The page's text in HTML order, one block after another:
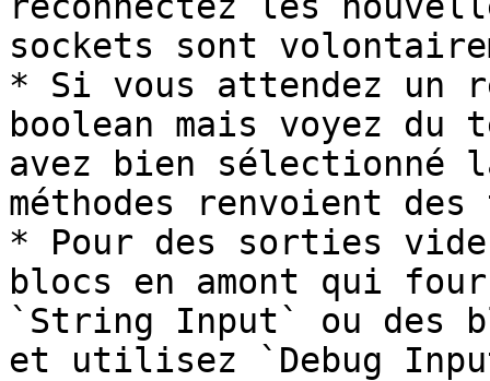
sockets sont
* Si vous attendez un
boolean mais voyez
avez bien sélectionné
méthodes renvoient
* Pour des sorties
blocs en amont qui
`String Input` ou des
et utilisez `Debug